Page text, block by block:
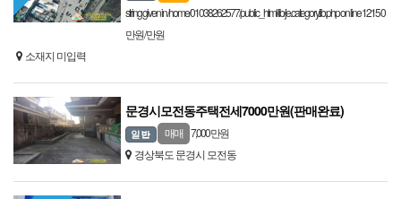
string given in /home/01038262577/public_html/lib/je.category.lib.php on line 1215 0
만원 / 만원
소재지 미입력
문경시모전동주택전세7000만원(판매완료)
매매
7,000 만원
경상북도 문경시 모전동